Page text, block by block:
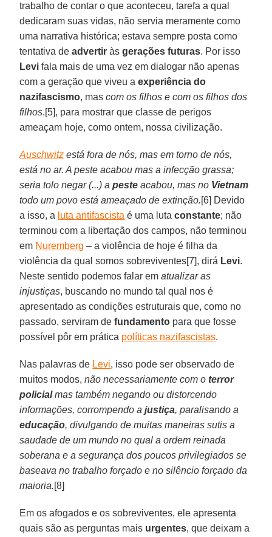
trabalho de contar o que aconteceu, tarefa a qual
dedicaram suas vidas, não servia meramente como
uma narrativa histórica; estava sempre posta como
tentativa deadvertir àsgerações futuras. Por isso
Levi fala mais de uma vez em dialogar não apenas
com a geração que viveu aexperiência do
nazifascismo, mascom os filhos e com os filhos dos
filhos.[5], para mostrar que classe de perigos
ameaçam hoje, como ontem, nossa civilização.
Auschwitz está fora de nós, mas em torno de nós,
está no ar. A peste acabou mas a infecção grassa;
seria tolo negar (...) apeste acabou, mas no Vietnam
todo um povo está ameaçado de extinção.[6] Devido
a isso, a luta antifascista é uma lutaconstante; não
terminou com a libertação dos campos, não terminou
em Nuremberg – a violência de hoje é filha da
violência da qual somos sobreviventes[7], dirá Levi.
Neste sentido podemos falar em atualizar as
injustiças, buscando no mundo tal qual nos é
apresentado as condições estruturais que, como no
passado, serviram defundamento para que fosse
possível pôr em prática políticas nazifascistas.
Nas palavras de Levi, isso pode ser observado de
muitos modos,não necessariamente com oterror
policialmas também negando ou distorcendo
informações, corrompendo ajustiça, paralisando a
educação, divulgando de muitas maneiras sutis a
saudade de um mundo no qual a ordem reinada
soberana e a segurança dos poucos privilegiados se
baseava no trabalho forçado e no silêncio forçado da
maioria.[8]
Em os afogados e os sobreviventes, ele apresenta
quais são as perguntas mais urgentes, que deixam a